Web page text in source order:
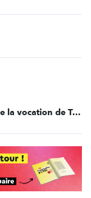
L'autonomisation des femmes, au cœur de la vocation de TrendEthics